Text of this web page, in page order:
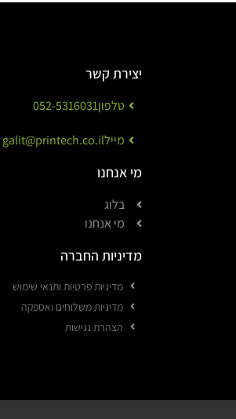
יצירת קשר
טלפון052-5316031
מיילgalit@printech.co.il
מי אנחנו
בלוג
מי אנחנו
מדיניות החברה
מדיניות פרטיות ותנאי שימוש
מדיניות משלוחים ואספקה
הצהרת נגישות